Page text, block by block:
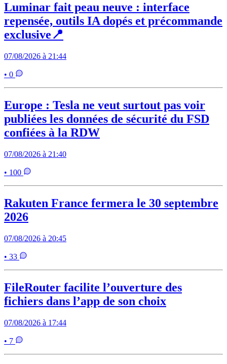
Luminar fait peau neuve : interface
repensée, outils IA dopés et précommande
exclusive📍
07/08/2026 à 21:44
• 0
Europe : Tesla ne veut surtout pas voir
publiées les données de sécurité du FSD
confiées à la RDW
07/08/2026 à 21:40
• 100
Rakuten France fermera le 30 septembre
2026
07/08/2026 à 20:45
• 33
FileRouter facilite l’ouverture des
fichiers dans l’app de son choix
07/08/2026 à 17:44
• 7